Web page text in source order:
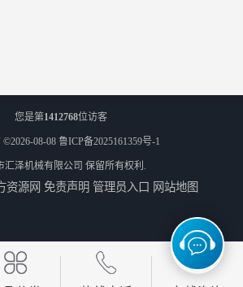
您是第1412768位访客
08-08 鲁ICP备2025161359号-1
汇泽机械有限公司 保留所有权利.
资源网 免责声明 管理员入口 网站地图